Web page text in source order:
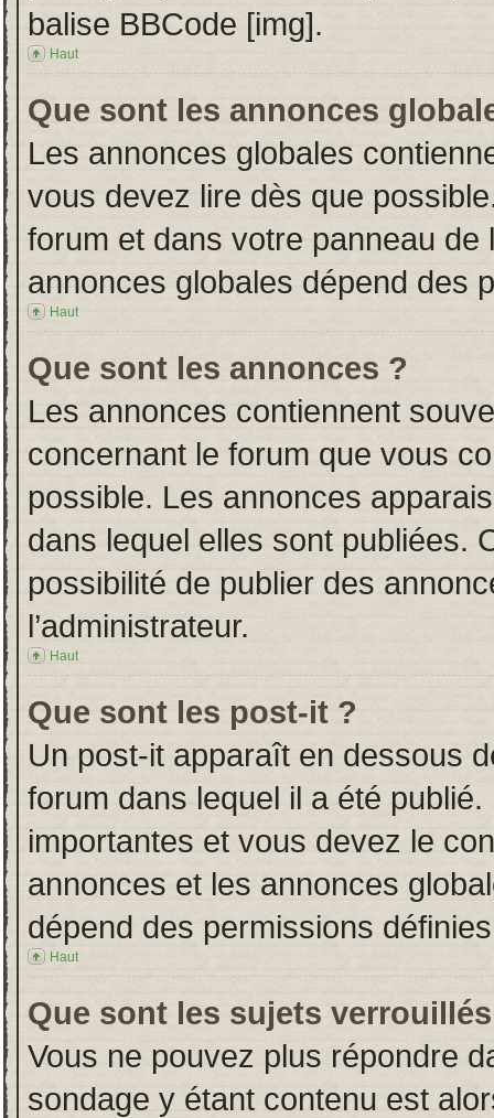
balise BBCode [img].
Haut
Que sont les annonces
Les annonces globales
vous devez lire dès que
forum et dans votre panneau de
annonces globales dépend des
Haut
Que sont les annonces ?
Les annonces contiennent
concernant le forum que vous
possible. Les annonces
dans lequel elles sont publiées.
possibilité de publier des
l’administrateur.
Haut
Que sont les post-it ?
Un post-it apparaît en dessous
forum dans lequel il a été
importantes et vous devez le
annonces et les annonces
dépend des permissions
Haut
Que sont les sujets
Vous ne pouvez plus répondre
sondage y étant contenu est